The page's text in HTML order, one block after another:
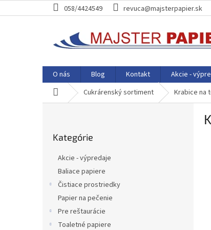
na
058/4424549 revuca@majsterpapier.sk
O nás Blog Kontakt Akcie -
DomovCukrárenský sortiment Krabice na
kategórie
Kategórie
Akcie - výpredaje
Baliace papiere
Čistiace prostriedky
Papier na pečenie
Pre reštaurácie
Toaletné papiere